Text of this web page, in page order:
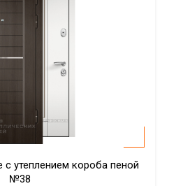
с утеплением короба пеной
№38